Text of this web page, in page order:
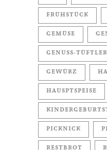
FRÜHSTÜCK
GEMÜSE
GENUSS-
GEWÜRZ
HAUSPTSPEISE
PICKNICK
RESTBROT